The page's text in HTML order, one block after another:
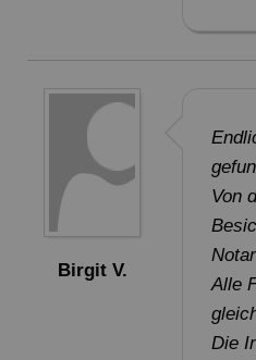
Birgit V.
Von
Alle
Die